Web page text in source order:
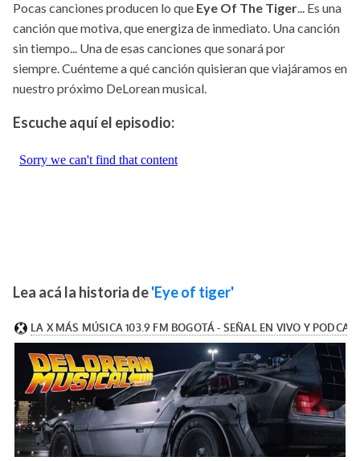
Pocas canciones producen lo que Eye Of The Tiger... Es una
canción que motiva, que energiza de inmediato. Una canción
sin tiempo... Una de esas canciones que sonará por
siempre. Cuénteme a qué canción quisieran que viajáramos en
nuestro próximo DeLorean musical.
Escuche aquí el episodio:
Lea acá la historia de'Eye of tiger'